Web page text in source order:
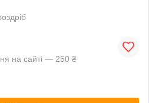
на сайті — 250 ₴